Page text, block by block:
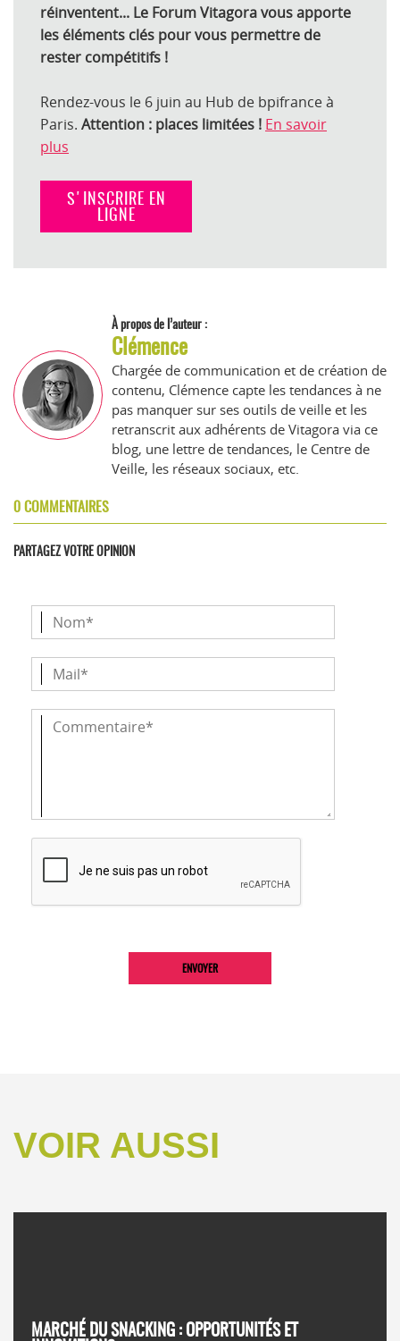
réinventent... Le Forum Vitagora vous apporte
les éléments clés pour vous permettre de
rester compétitifs !
Rendez-vous le 6 juin au Hub de bpifrance à
Paris. Attention : places limitées ! En savoir
plus
S'INSCRIRE EN
LIGNE
À propos de l’auteur :
Clémence
Chargée de communication et de création de
contenu, Clémence capte les tendances à ne
pas manquer sur ses outils de veille et les
retranscrit aux adhérents de Vitagora via ce
blog, une lettre de tendances, le Centre de
Veille, les réseaux sociaux, etc.
0 COMMENTAIRES
PARTAGEZ VOTRE OPINION
VOIR AUSSI
MARCHÉ DU SNACKING : OPPORTUNITÉS ET